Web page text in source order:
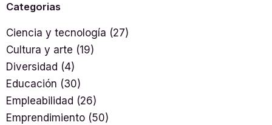
Categorias
Ciencia y tecnología (27)
Cultura y arte (19)
Diversidad (4)
Educación (30)
Empleabilidad (26)
Emprendimiento (50)